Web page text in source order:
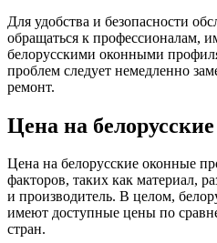
Для удобства и безопасности
обращаться к профессионалам,
белорусскими оконными
проблем следует немедленно
ремонт.
Цена на
Цена на белорусские оконные
факторов, таких как материал,
и производитель. В целом,
имеют доступные цены по
стран.